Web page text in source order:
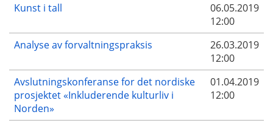
Kunst i tall
06.05.2019
12:00
Analyse av forvaltningspraksis
26.03.2019
12:00
Avslutningskonferanse for det nordiske
prosjektet «Inkluderende kulturliv i
Norden»
01.04.2019
12:00